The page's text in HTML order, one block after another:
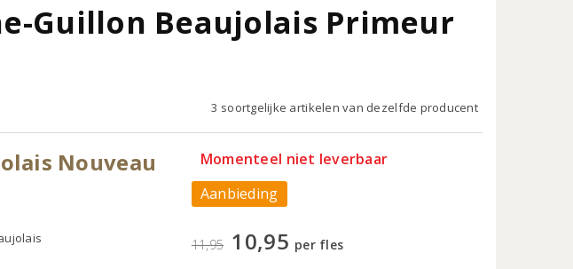
Guillon Beaujolais Primeur
3 soortgelijke artikelen van dezelfde producent
Nouveau
Momenteel niet leverbaar
Aanbieding
11,95 10,95 per fles